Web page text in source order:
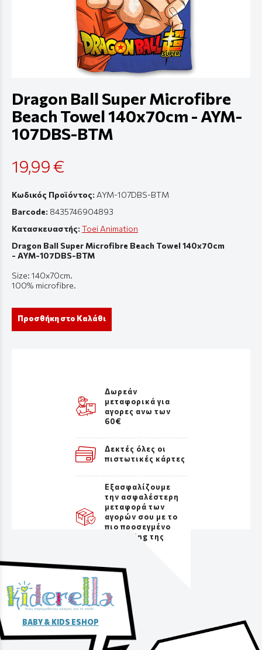
Dragon Ball Super Microfibre
Beach Towel 140x70cm - AYM-
107DBS-BTM
19,99 €
Κωδικός Προϊόντος: AYM-107DBS-BTM
Barcode: 8435746904893
Κατασκευαστής: Toei Animation
Dragon Ball Super Microfibre Beach Towel 140x70cm
- AYM-107DBS-BTM
Size: 140x70cm.
100% microfibre.
Προσθήκη στο Καλάθι
Δωρεάν
μεταφορικά για
αγορες ανω των
60€
Δεκτές όλες οι
πιστωτικές κάρτες
Εξασφαλίζουμε
την ασφαλέστερη
μεταφορά των
αγορών σου με το
πιο προσεγμένο
packaging της
BABY & KIDS ESHOP